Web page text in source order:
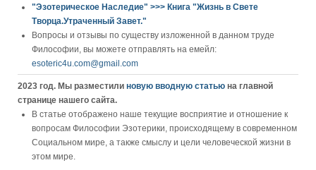
"Эзотерическое Наследие" >>> Книга "Жизнь в Свете
Творца.Утраченный Завет."
Вопросы и отзывы по существу изложенной в данном труде
Философии, вы можете отправлять на емейл:
esoteric4u.com@gmail.com
2023 год. Мы разместили новую вводную статью на главной
странице нашего сайта.
В статье отображено наше текущие восприятие и отношение к
вопросам Философии Эзотерики, происходящему в современном
Социальном мире, а также смыслу и цели человеческой жизни в
этом мире.